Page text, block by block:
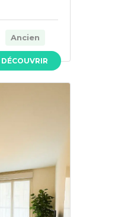
DÉCOUVRIR
Ancien